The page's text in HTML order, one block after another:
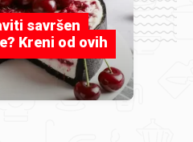
savršen
Kreni od ovih